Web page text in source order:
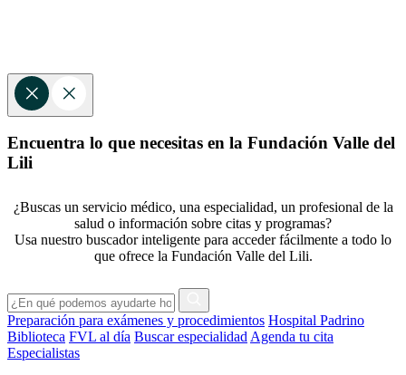
Encuentra lo que necesitas en la Fundación Valle del
Lili
¿Buscas un servicio médico, una especialidad, un profesional de la
salud o información sobre citas y programas?
Usa nuestro buscador inteligente para acceder fácilmente a todo lo
que ofrece la Fundación Valle del Lili.
Preparación para exámenes y procedimientos Hospital Padrino
Biblioteca FVL al día Buscar especialidad Agenda tu cita
Especialistas